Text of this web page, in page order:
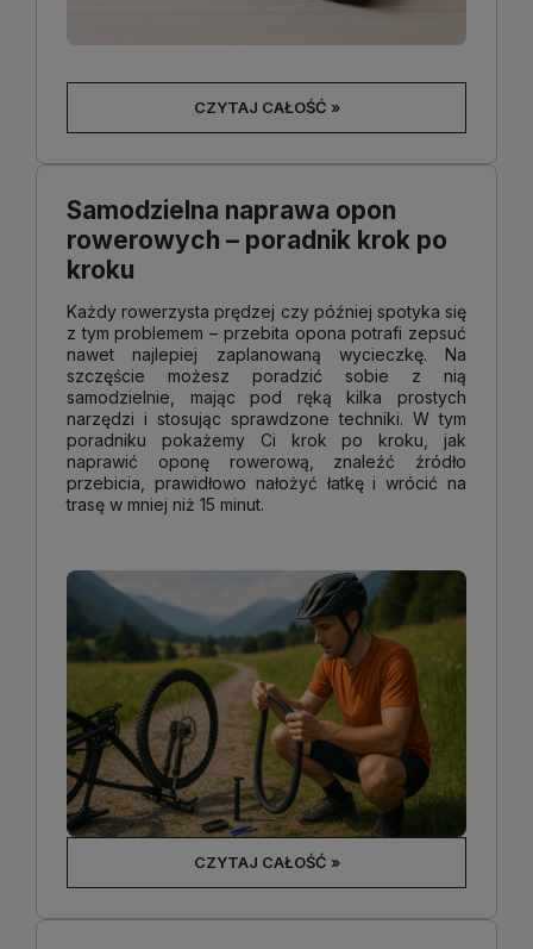
CZYTAJ CAŁOŚĆ »
Samodzielna naprawa opon
rowerowych – poradnik krok po
kroku
Każdy rowerzysta prędzej czy później spotyka się
z tym problemem – przebita opona potrafi zepsuć
nawet najlepiej zaplanowaną wycieczkę. Na
szczęście możesz poradzić sobie z nią
samodzielnie, mając pod ręką kilka prostych
narzędzi i stosując sprawdzone techniki. W tym
poradniku pokażemy Ci krok po kroku, jak
naprawić oponę rowerową, znaleźć źródło
przebicia, prawidłowo nałożyć łatkę i wrócić na
trasę w mniej niż 15 minut.
CZYTAJ CAŁOŚĆ »